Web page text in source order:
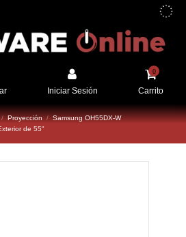
Iniciar Sesión
0
Carrito
Proyección
Samsung OH55DX-W
de 55"